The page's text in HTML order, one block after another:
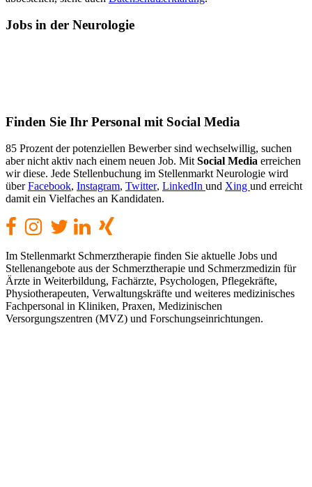
Jobs in der Neurologie
Finden Sie Ihr Personal mit Social Media
85 Prozent der potenziellen Bewerber sind wechselwillig, suchen
aber nicht aktiv nach einem neuen Job. Mit Social Media erreichen
wir diese. Jede Stellenbuchung im Stellenmarkt Neurologie wird
überFacebook, Instagram, Twitter, LinkedIn und Xing und erreicht
damit ein Vielfaches an Kandidaten.
Im Stellenmarkt Schmerztherapie finden Sie aktuelle Jobs und
Stellenangebote aus der Schmerztherapie und Schmerzmedizin für
Ärzte in Weiterbildung, Fachärzte, Psychologen, Pflegekräfte,
Physiotherapeuten, Verwaltungskräfte und weiteres medizinisches
Fachpersonal in Kliniken, Praxen, Medizinischen
Versorgungszentren (MVZ) und Forschungseinrichtungen.